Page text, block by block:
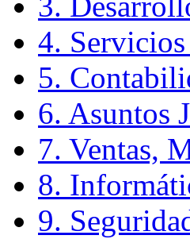
4.
5.
6. Asuntos
7. Ventas,
8.
9.